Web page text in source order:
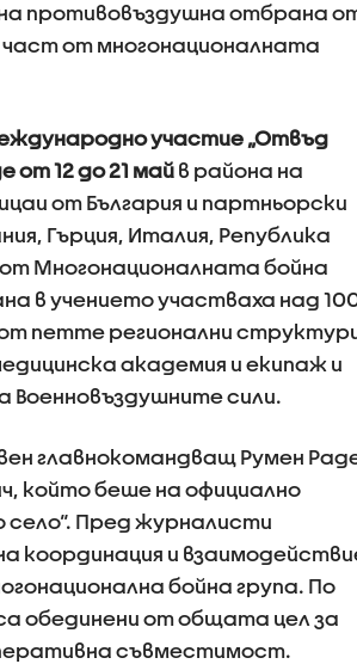
противовъздушна отбрана
част от многонационалната
участие „Отвъд
от 12 до 21 майв района на
от България и партньорски
Гърция, Италия, Република
Многонационалната бойна
в учението участваха над
петте регионални
академия и екипаж и
Военновъздушните сили.
главнокомандващ Румен
който беше на официално
село“. Пред журналисти
координация и
бойна група. По
обединени от общата цел за
съвместимост.